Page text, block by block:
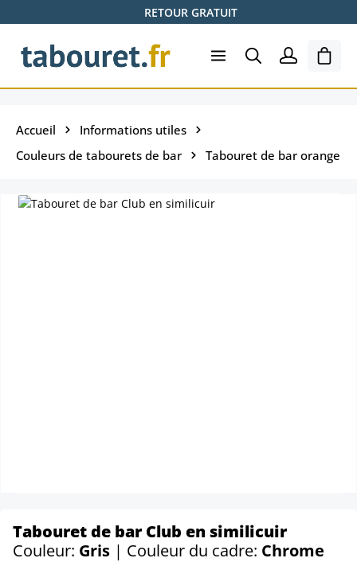
Passer au contenu principalRETOUR GRATUIT
Le
Accueil
Informations utiles
Couleurs de tabourets de bar
Tabouret de bar orange
Tabouret de bar Club en similicuir
Couleur: Gris | Couleur du cadre: Chrome